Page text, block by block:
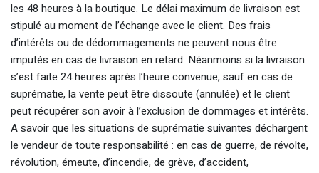
les 48 heures à la boutique. Le délai maximum de livraison est
stipulé au moment de l’échange avec le client. Des frais
d’intérêts ou de dédommagements ne peuvent nous être
imputés en cas de livraison en retard. Néanmoins si la livraison
s’est faite 24 heures après l’heure convenue, sauf en cas de
suprématie, la vente peut être dissoute (annulée) et le client
peut récupérer son avoir à l’exclusion de dommages et intérêts.
A savoir que les situations de suprématie suivantes déchargent
le vendeur de toute responsabilité : en cas de guerre, de révolte,
révolution, émeute, d’incendie, de grève, d’accident,